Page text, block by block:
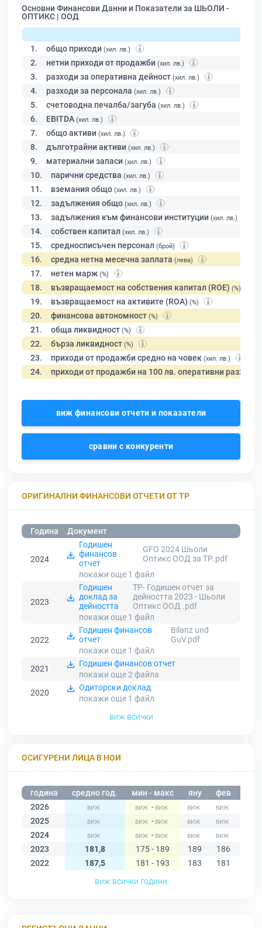
Основни Финансови Данни и Показатели за ШЬОЛИ -
ОПТИКС | ООД
1. общо приходи (хил. лв.)
2. нетни приходи от продажби (хил. лв.)
3. разходи за оперативна дейност (хил. лв.)
4. разходи за персонала (хил. лв.)
5. счетоводна печалба/загуба (хил. лв.)
6. EBITDA (хил. лв.)
7. общо активи (хил. лв.)
8. дълготрайни активи (хил. лв.)
9. материални запаси (хил. лв.)
10. парични средства (хил. лв.)
11. вземания общо (хил. лв.)
12. задължения общо (хил. лв.)
13. задължения към финансови институции (хил. лв.)
14. собствен капитал (хил. лв.)
15. средносписъчен персонал (брой)
16. средна нетна месечна заплата (лева)
17. нетен марж (%)
18. възвращаемост на собствения капитал (ROE) (%)
19. възвращаемост на активите (ROA) (%)
20. финансова автономност (%)
21. обща ликвидност (%)
22. бърза ликвидност (%)
23. приходи от продажби средно на човек (хил. лв.)
24. приходи от продажби на 100 лв. оперативни разходи
виж финансови отчети и показатели
сравни с конкуренти
ОРИГИНАЛНИ ФИНАНСОВИ ОТЧЕТИ ОТ ТР
Година Документ
2024
Годишен
финансов
отчет
GFO 2024 Шьоли
Оптикс ООД за ТР.pdf
покажи още 1 файл
2023
Годишен
доклад за
дейността
ТР- Годишен отчет за
дейността 2023 - Шьоли
Оптикс ООД .pdf
покажи още 1 файл
2022
Годишен финансов
отчет
Bilanz und
GuV.pdf
покажи още 1 файл
2021
Годишен финансов отчет
покажи още 2файла
2020
Одиторски доклад
покажи още 1 файл
виж всички
ОСИГУРЕНИ ЛИЦА В НОИ
година средно год. мин - макс яну фев
2026
-
2025
-
2024
-
2023
181,8 175 - 189 189 186
2022
187,5 181 - 193 183 181
виж всички години